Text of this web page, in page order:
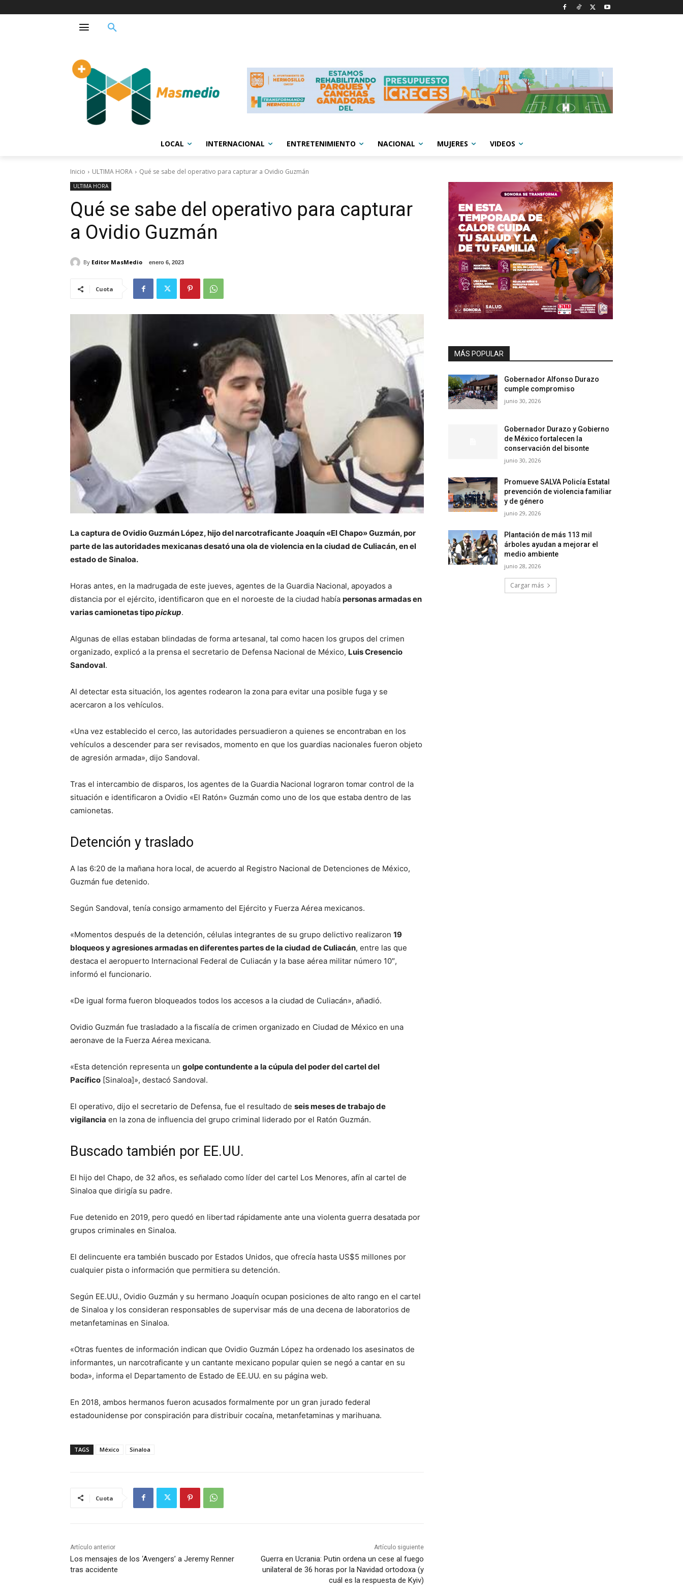
LOCAL INTERNACIONAL ENTRETENIMIENTO NACIONAL MUJERES VIDEOS
Inicio ULTIMA HORA Qué se sabe del operativo para capturar a Ovidio Guzmán
ULTIMA HORA
Qué se sabe del operativo para capturar
a Ovidio Guzmán
By Editor MasMedio enero 6, 2023
Cuota
La captura de Ovidio Guzmán López, hijo del narcotraficante Joaquín «El Chapo» Guzmán, por
parte de las autoridades mexicanas desató una ola de violencia en la ciudad de Culiacán, en el
estado de Sinaloa.
Horas antes, en la madrugada de este jueves, agentes de la Guardia Nacional, apoyados a
distancia por el ejército, identificaron que en el noroeste de la ciudad había personas armadas en
varias camionetas tipopickup.
Algunas de ellas estaban blindadas de forma artesanal, tal como hacen los grupos del crimen
organizado, explicó a la prensa el secretario de Defensa Nacional de México, Luis Cresencio
Sandoval.
Al detectar esta situación, los agentes rodearon la zona para evitar una posible fuga y se
acercaron a los vehículos.
«Una vez establecido el cerco, las autoridades persuadieron a quienes se encontraban en los
vehículos a descender para ser revisados, momento en que los guardias nacionales fueron objeto
de agresión armada», dijo Sandoval.
Tras el intercambio de disparos, los agentes de la Guardia Nacional lograron tomar control de la
situación e identificaron a Ovidio «El Ratón» Guzmán como uno de los que estaba dentro de las
camionetas.
Detención y traslado
A las 6:20 de la mañana hora local, de acuerdo al Registro Nacional de Detenciones de México,
Guzmán fue detenido.
Según Sandoval, tenía consigo armamento del Ejército y Fuerza Aérea mexicanos.
«Momentos después de la detención, células integrantes de su grupo delictivo realizaron 19
bloqueos y agresiones armadas en diferentes partes de la ciudad de Culiacán, entre las que
destaca el aeropuerto Internacional Federal de Culiacán y la base aérea militar número 10″,
informó el funcionario.
«De igual forma fueron bloqueados todos los accesos a la ciudad de Culiacán», añadió.
Ovidio Guzmán fue trasladado a la fiscalía de crimen organizado en Ciudad de México en una
aeronave de la Fuerza Aérea mexicana.
«Esta detención representa un golpe contundente a la cúpula del poder del cartel del
Pacífico [Sinaloa]», destacó Sandoval.
El operativo, dijo el secretario de Defensa, fue el resultado de seis meses de trabajo de
vigilancia en la zona de influencia del grupo criminal liderado por el Ratón Guzmán.
Buscado también por EE.UU.
El hijo del Chapo, de 32 años, es señalado como líder del cartel Los Menores, afín al cartel de
Sinaloa que dirigía su padre.
Fue detenido en 2019, pero quedó en libertad rápidamente ante una violenta guerra desatada por
grupos criminales en Sinaloa.
El delincuente era también buscado por Estados Unidos, que ofrecía hasta US$5 millones por
cualquier pista o información que permitiera su detención.
Según EE.UU., Ovidio Guzmán y su hermano Joaquín ocupan posiciones de alto rango en el cartel
de Sinaloa y los consideran responsables de supervisar más de una decena de laboratorios de
metanfetaminas en Sinaloa.
«Otras fuentes de información indican que Ovidio Guzmán López ha ordenado los asesinatos de
informantes, un narcotraficante y un cantante mexicano popular quien se negó a cantar en su
boda», informa el Departamento de Estado de EE.UU. en su página web.
En 2018, ambos hermanos fueron acusados formalmente por un gran jurado federal
estadounidense por conspiración para distribuir cocaína, metanfetaminas y marihuana.
TAGS México Sinaloa
Cuota
Artículo anterior
Los mensajes de los ‘Avengers’ a Jeremy Renner
tras accidente
Artículo siguiente
Guerra en Ucrania: Putin ordena un cese al fuego
unilateral de 36 horas por la Navidad ortodoxa (y
cuál es la respuesta de Kyiv)
MÁS POPULAR
Gobernador Alfonso Durazo
cumple compromiso
junio 30, 2026
Gobernador Durazo y Gobierno
de México fortalecen la
conservación del bisonte
junio 30, 2026
Promueve SALVA Policía Estatal
prevención de violencia familiar
y de género
junio 29, 2026
Plantación de más 113 mil
árboles ayudan a mejorar el
medio ambiente
junio 28, 2026
Cargar más